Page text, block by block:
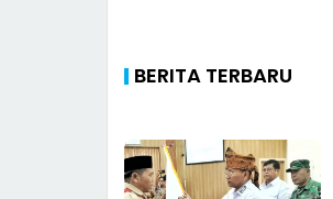
BERITA TERBARU